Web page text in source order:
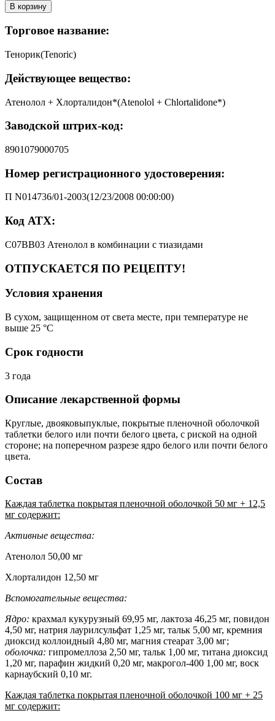
В корзину
Торговое название:
Тенорик(Tenoric)
Действующее вещество:
Атенолол + Хлорталидон*(Atenolol + Chlortalidone*)
Заводской штрих-код:
8901079000705
Номер регистрационного удостоверения:
П N014736/01-2003(12/23/2008 00:00:00)
Код АТХ:
C07BB03 Атенолол в комбинации с тиазидами
ОТПУСКАЕТСЯ ПО РЕЦЕПТУ!
Условия хранения
В сухом, защищенном от света месте, при температуре не
выше 25 °C
Срок годности
3 года
Описание лекарственной формы
Круглые, двояковыпуклые, покрытые пленочной оболочкой
таблетки белого или почти белого цвета, с риской на одной
стороне; на поперечном разрезе ядро белого или почти белого
цвета.
Состав
Каждая таблетка покрытая пленочной оболочкой 50 мг + 12,5
мг содержит:
Активные вещества:
Атенолол 50,00 мг
Хлорталидон 12,50 мг
Вспомогательные вещества:
Ядро: крахмал кукурузный 69,95 мг, лактоза 46,25 мг, повидон
4,50 мг, натрия лаурилсульфат 1,25 мг, тальк 5,00 мг, кремния
диоксид коллоидный 4,80 мг, магния стеарат 3,00 мг;
оболочка: гипромеллоза 2,50 мг, тальк 1,00 мг, титана диоксид
1,20 мг, парафин жидкий 0,20 мг, макрогол-400 1,00 мг, воск
карнаубский 0,10 мг.
Каждая таблетка покрытая пленочной оболочкой 100 мг + 25
мг содержит: